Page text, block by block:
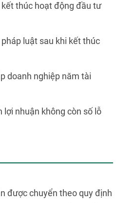
thúc hoạt động đầu tư
luật sau khi kết thúc
doanh nghiệp năm tài
nhuận không còn số lỗ
được chuyển theo quy định